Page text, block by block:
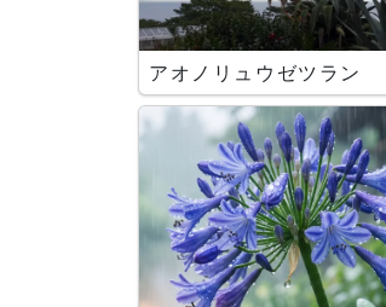
アオノリュウゼツラン